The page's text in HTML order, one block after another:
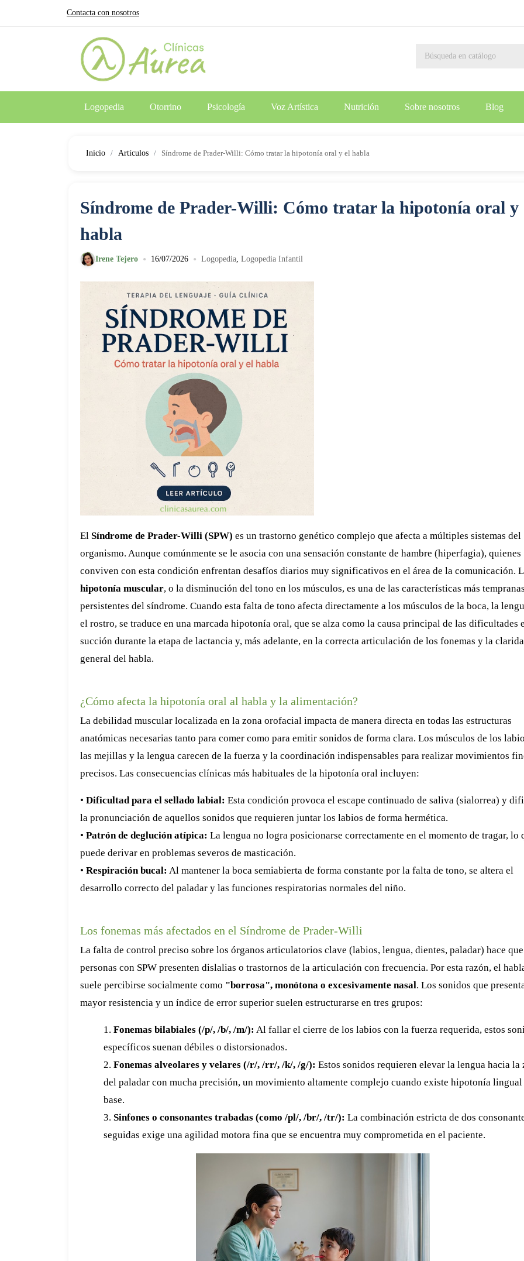
Contacta con nosotros
Logopedia Otorrino Psicología Voz Artística Nutrición Sobre nosotros Blog
Inicio Artículos Síndrome de Prader-Willi: Cómo tratar la hipotonía oral y el habla
Síndrome de Prader-Willi: Cómo tratar la hipotonía oral y
habla
Irene Tejero • 16/07/2026 • Logopedia, Logopedia Infantil
El Síndrome de Prader-Willi (SPW) es un trastorno genético complejo que afecta a múltiples sistemas del
organismo. Aunque comúnmente se le asocia con una sensación constante de hambre (hiperfagia), quienes
conviven con esta condición enfrentan desafíos diarios muy significativos en el área de la comunicación.
hipotonía muscular, o la disminución del tono en los músculos, es una de las características más
persistentes del síndrome. Cuando esta falta de tono afecta directamente a los músculos de la boca, la
el rostro, se traduce en una marcada hipotonía oral, que se alza como la causa principal de las dificultades
succión durante la etapa de lactancia y, más adelante, en la correcta articulación de los fonemas y la
general del habla.
¿Cómo afecta la hipotonía oral al habla y la alimentación?
La debilidad muscular localizada en la zona orofacial impacta de manera directa en todas las estructuras
anatómicas necesarias tanto para comer como para emitir sonidos de forma clara. Los músculos de los
las mejillas y la lengua carecen de la fuerza y la coordinación indispensables para realizar movimientos
precisos. Las consecuencias clínicas más habituales de la hipotonía oral incluyen:
• Dificultad para el sellado labial: Esta condición provoca el escape continuado de saliva (sialorrea) y
la pronunciación de aquellos sonidos que requieren juntar los labios de forma hermética.
• Patrón de deglución atípica: La lengua no logra posicionarse correctamente en el momento de tragar, lo
puede derivar en problemas severos de masticación.
• Respiración bucal: Al mantener la boca semiabierta de forma constante por la falta de tono, se altera el
desarrollo correcto del paladar y las funciones respiratorias normales del niño.
Los fonemas más afectados en el Síndrome de Prader-Willi
La falta de control preciso sobre los órganos articulatorios clave (labios, lengua, dientes, paladar) hace
personas con SPW presenten dislalias o trastornos de la articulación con frecuencia. Por esta razón, el
suele percibirse socialmente como "borrosa", monótona o excesivamente nasal. Los sonidos que
mayor resistencia y un índice de error superior suelen estructurarse en tres grupos:
1. Fonemas bilabiales (/p/, /b/, /m/): Al fallar el cierre de los labios con la fuerza requerida, estos
específicos suenan débiles o distorsionados.
2. Fonemas alveolares y velares (/r/, /rr/, /k/, /g/): Estos sonidos requieren elevar la lengua hacia la
del paladar con mucha precisión, un movimiento altamente complejo cuando existe hipotonía lingual
base.
3. Sinfones o consonantes trabadas (como /pl/, /br/, /tr/): La combinación estricta de dos
seguidas exige una agilidad motora fina que se encuentra muy comprometida en el paciente.